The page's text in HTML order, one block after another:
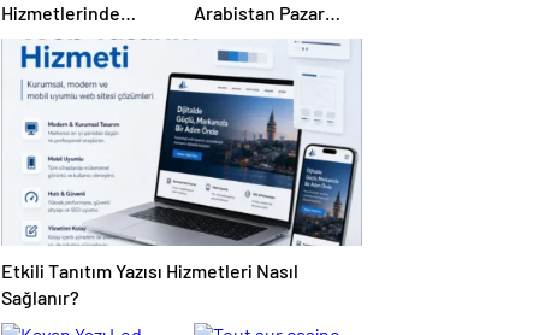
Hizmetlerinde
Karmaşık Sorunlara
Pratik Çözümler
Arabistan Pazar
Erişimini Sağlar
Etkili Tanıtım Yazısı Hizmetleri Nasıl
Sağlanır?